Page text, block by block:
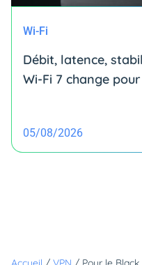
Wi-Fi
Débit, latence,
Wi-Fi 7 change
05/08/2026